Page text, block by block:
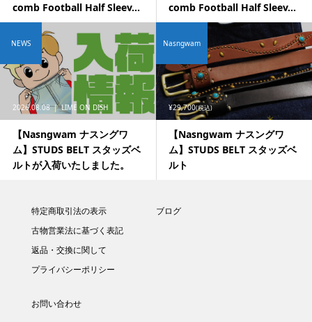
comb Football Half Sleev...
comb Football Half Sleev...
2026.08.08 LIME ON DISH
【Nasngwam ナスングワ
ム】STUDS BELT スタッズベ
ルトが入荷いたしました。
NEWS
¥29,700(税込)
【Nasngwam ナスングワ
ム】STUDS BELT スタッズベ
ルト
Nasngwam
特定商取引法の表示
古物営業法に基づく表記
返品・交換に関して
プライバシーポリシー
ブログ
お問い合わせ